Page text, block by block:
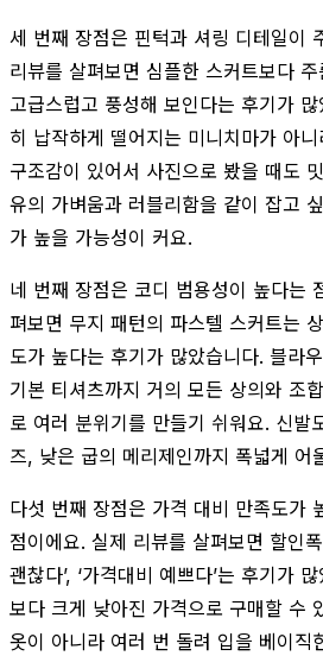
세 번째 장점은 핀턱과 셔링 디테일이
리뷰를 살펴보면 심플한 스커트보다
고급스럽고 풍성해 보인다는 후기가
히 납작하게 떨어지는 미니치마가 아
구조감이 있어서 사진으로 봤을 때도
유의 가벼움과 러블리함을 같이 잡고
가 높을 가능성이 커요.
네 번째 장점은 코디 범용성이 높다는
펴보면 무지 패턴의 파스텔 스커트는
도가 높다는 후기가 많았습니다. 블라
기본 티셔츠까지 거의 모든 상의와 조
로 여러 분위기를 만들기 쉬워요. 신발
즈, 낮은 굽의 메리제인까지 폭넓게 어
다섯 번째 장점은 가격 대비 만족도가
점이에요. 실제 리뷰를 살펴보면 할인
괜찮다’, ‘가격대비 예쁘다’는 후기가
보다 크게 낮아진 가격으로 구매할 수
옷이 아니라 여러 번 돌려 입을 베이직